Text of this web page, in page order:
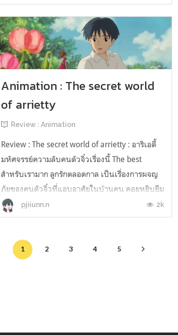
และบ็อบบี้ ซีลถูกจับข้อหาสมรู้ร่วมคิดในการปลุก
ปั่นการจลาจล และการพิจารณาคดีที...
Animation : The secret world
of arrietty
Review : Animation
Review : The secret world of arrietty : อาริเอตี้
มหัศจรรย์ความลับคนตัวจิ๋วเรื่องนี้ The best
สำหรับเรามาก ลูกรักตลอดกาล เป็นเรื่องการผจญ
ภัยของคนตัวจิ๋วที่แอบอาศัยในบ้านคน คอยหยิบยืม
สิ่งของ และความสัมพันธ์ของตัวละคร มิตรภาพ คือ
การเล่าเรื่องทำออกมาได้ดีมากๆ ภาพสวยสุดๆ
pjiiunn.n 2k
1 2 3 4 5